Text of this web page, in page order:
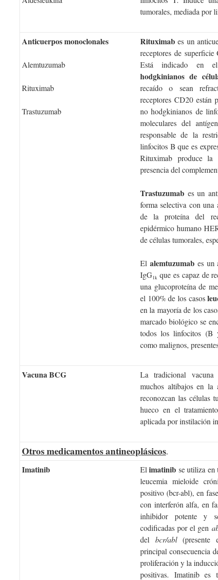
tumorales, mediada por
Anticuerpos monoclonales
Alemtuzumab
Rituximab
Trastuzumab
Rituximabes un
receptores de
Está indicado en
hodgkinianos de
recaído o sean
receptores CD20 están
no hodgkinianos de
moleculares del
responsable de la
linfocitos B que es
Rituximab produce
presencia del
Trastuzumab es un
forma selectiva con
de la proteína del
epidérmico humano
de células tumorales,
El alemtuzumabes un
IgG1k que es capaz de
una glucoproteína de
el 100% de los casos
en la mayoría de los
marcado biológico se
todos los linfocitos (B
como malignos,
Vacuna BCG
La tradicional
muchos altibajos en la
reconozcan las células
hueco en el
aplicada por instilación
Otros medicamentos antineoplásicos.
Imatinib Elimatinib se utiliza en
leucemia mieloide
positivo (bcr-abl), en
con interferón alfa, en
inhibidor potente y
codificadas por el gen
del bcr/abl(presente
principal consecuencia
proliferación y la
positivas. Imatinib es